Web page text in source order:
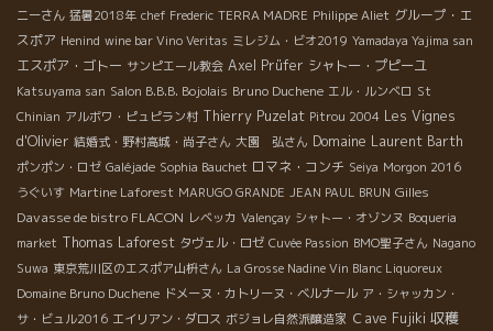
ニーさん 猛暑2018年 chef Frederic TERRA MADRE Philippe Aliet グループ・エ
スポア Henind wine bar Vino Veritas ミレジム・ビオ2019 Yamadaya Yajima san
エスポア・ゴトー サンピエール教会 Axel Prüfer シャトー・プピーユ
Katsuyama san Salon B.B.B. Bojolais Bruno Duchene エル・ルンベロ St
Chinian アルボワ・ピュピラン村 Thierry Puzelat Pitrou 2004 Les Vignes
d'Olivier 結婚式・野村高城・尚子さん 大園 弘さん Domaine Laurent Barth
ポンポン・ロゼ Galéjade Sophia Bauchet ロマネ・コンチ Seiya Morgon 2016
うぐいす Martine Laforest MARUGO GRANDE JEAN PAUL BRUN Gilles
Davasse de bistro FLACON レベッカ Valençay シャトー・オゾンヌ Boqueria
market Thomas Laforest タヴェル・ロゼ Cuvée Passion BMO聖子さん Nagano
Suwa 東京荒川区のエスポア山枡さん La Grosse Nadine Vin Blanc Liquoreux
Domaine Bruno Duchene ドメーヌ・カトリーヌ・ベルナール ア・シャッカン・
サ・ビュル2016 エイリアン・ダロス ボジョレ自然派醸造家 Ｃave Fujiki 収穫